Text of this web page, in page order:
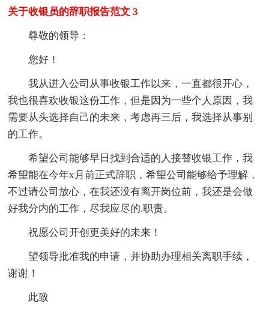
关于收银员的辞职报告范文 3
尊敬的领导：
您好！
我从进入公司从事收银工作以来，一直都很开心，
我也很喜欢收银这份工作，但是因为一些个人原因，我
需要从头选择自己的未来，考虑再三后，我选择从事别
的工作。
希望公司能够早日找到合适的人接替收银工作，我
希望能在今年x月前正式辞职，希望公司能够给予理解，
不过请公司放心，在我还没有离开岗位前，我还是会做
好我分内的工作，尽我应尽的.职责。
祝愿公司开创更美好的未来！
望领导批准我的申请，并协助办理相关离职手续，
谢谢！
此致